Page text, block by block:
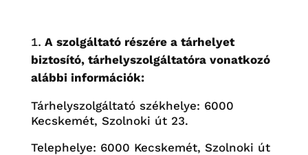
A szolgáltató részére a tárhelyet
biztosító, tárhelyszolgáltatóra vonatkozó
alábbi információk:
Tárhelyszolgáltató székhelye: 6000
Kecskemét, Szolnoki út 23.
Telephelye: 6000 Kecskemét, Szolnoki út